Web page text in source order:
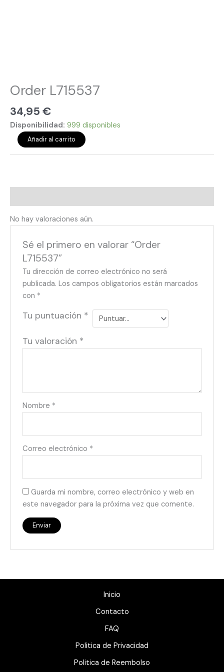
Order L715537
34,95 €
Disponibilidad: 999 disponibles
Añadir al carrito
No hay valoraciones aún.
Sé el primero en valorar “Order
L715537”
Tu dirección de correo electrónico no será
publicada. Los campos obligatorios están marcados
con *
Tu puntuación *
Tu valoración *
Nombre *
Correo electrónico *
Guarda mi nombre, correo electrónico y web en
este navegador para la próxima vez que comente.
Inicio
Contacto
FAQ
Politica de Privacidad
Politica de Reembolso